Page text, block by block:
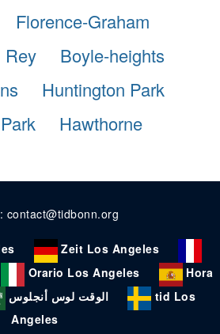
Florence-Graham
Rey
Boyle-heights
Huntington Park
Hawthorne
contact@tidbonn.org
Zeit Los Angeles
Orario Los Angeles
Hora
الوقت لوس أنجلوس
tid Los
Angeles